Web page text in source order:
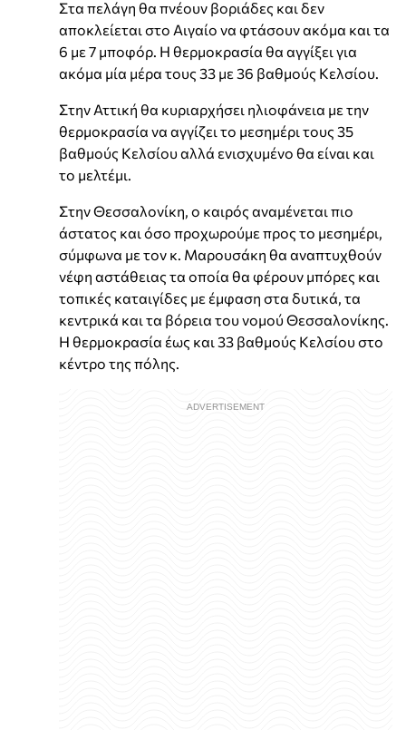
Στα πελάγη θα πνέουν βοριάδες και δεν
αποκλείεται στο Αιγαίο να φτάσουν ακόμα και τα
6 με 7 μποφόρ. Η θερμοκρασία θα αγγίξει για
ακόμα μία μέρα τους 33 με 36 βαθμούς Κελσίου.
Στην Αττική θα κυριαρχήσει ηλιοφάνεια με την
θερμοκρασία να αγγίζει το μεσημέρι τους 35
βαθμούς Κελσίου αλλά ενισχυμένο θα είναι και
το μελτέμι.
Στην Θεσσαλονίκη, ο καιρός αναμένεται πιο
άστατος και όσο προχωρούμε προς το μεσημέρι,
σύμφωνα με τον κ. Μαρουσάκη θα αναπτυχθούν
νέφη αστάθειας τα οποία θα φέρουν μπόρες και
τοπικές καταιγίδες με έμφαση στα δυτικά, τα
κεντρικά και τα βόρεια του νομού Θεσσαλονίκης.
Η θερμοκρασία έως και 33 βαθμούς Κελσίου στο
κέντρο της πόλης.